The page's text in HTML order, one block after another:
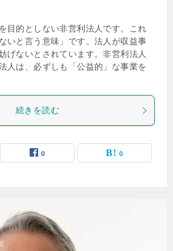
目的としない非営利法人です。これ
いと言う意味」です。法人が収益事
げないとされています。非営利法人
人は、必ずしも「公益的」な事業を
続きを読む
0 0